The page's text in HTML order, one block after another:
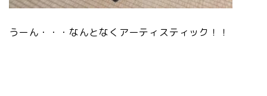
うーん・・・なんとなくアーティスティック！！